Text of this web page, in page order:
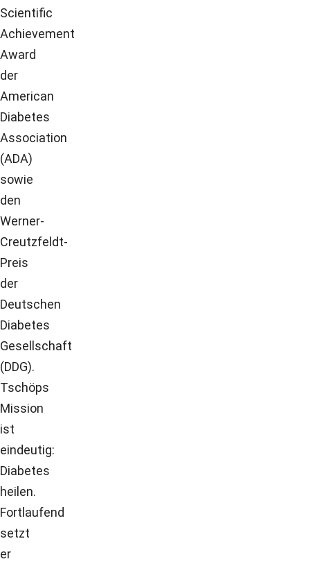
Scientific
Achievement
Award
der
American
Diabetes
Association
(ADA)
sowie
den
Werner-
Creutzfeldt-
Preis
der
Deutschen
Diabetes
Gesellschaft
(DDG).
Tschöps
Mission
ist
eindeutig:
Diabetes
heilen.
Fortlaufend
setzt
er